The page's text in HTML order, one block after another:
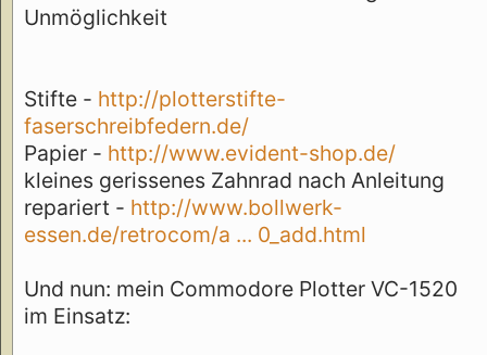
Unmöglichkeit
Stifte - http://plotterstifte-
faserschreibfedern.de/
Papier - http://www.evident-shop.de/
kleines gerissenes Zahnrad nach Anleitung
repariert - http://www.bollwerk-
essen.de/retrocom/a ... 0_add.html
Und nun: mein Commodore Plotter VC-1520
im Einsatz: